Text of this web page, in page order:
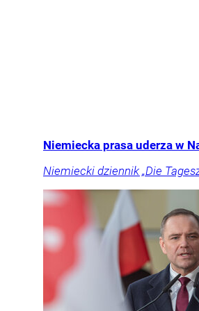
Niemiecka prasa uderza w
Niemiecki dziennik „Die